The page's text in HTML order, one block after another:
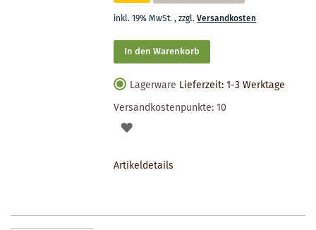
inkl. 19% MwSt.,zzgl.Versandkosten
In den Warenkorb
Lagerware Lieferzeit: 1-3 Werktage
Versandkostenpunkte:10
AUF
Artikeldetails